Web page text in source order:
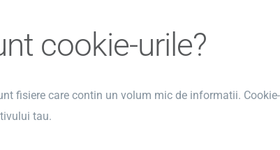
cookie-urile?
fisiere care contin un volum mic de informatii.
tau.